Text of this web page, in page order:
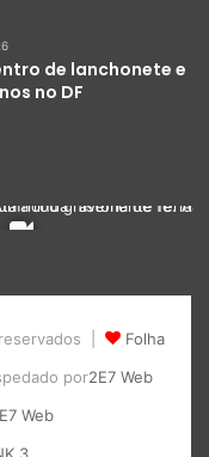
de lanchonete e
no DF
|
Folha
por2E7 Web
Web